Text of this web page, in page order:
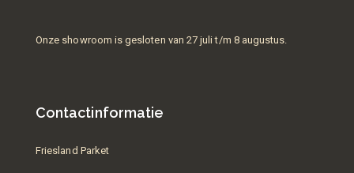
Onze showroom is gesloten van 27 juli t/m 8 augustus.
Contactinformatie
Friesland Parket